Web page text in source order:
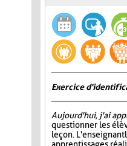
Exercice
Aujourd'hui, j'ai
questionner les
leçon.